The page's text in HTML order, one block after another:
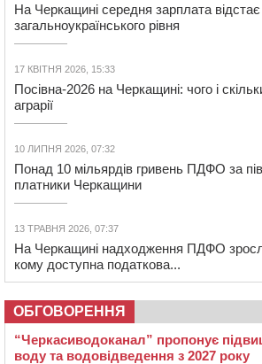
На Черкащині середня зарплата відстає
загальноукраїнського рівня
17 КВІТНЯ 2026, 15:33
Посівна-2026 на Черкащині: чого і
аграрії
10 ЛИПНЯ 2026, 07:32
Понад 10 мільярдів гривень ПДФО за
платники Черкащини
13 ТРАВНЯ 2026, 07:37
На Черкащині надходження ПДФО
кому доступна податкова...
ОБГОВОРЕННЯ
“Черкасиводоканал” пропонує
воду та водовідведення з 2027 року